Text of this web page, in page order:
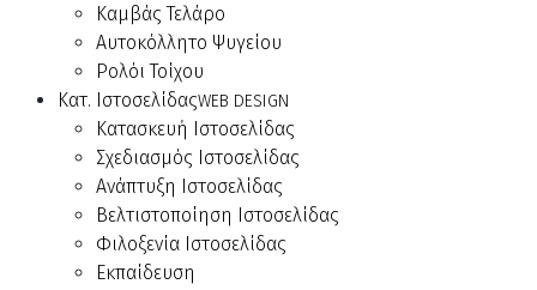
Καμβάς Τελάρο
Αυτοκόλλητο Ψυγείου
Ρολόι Τοίχου
Κατ. ΙστοσελίδαςWEB DESIGN
Κατασκευή Ιστοσελίδας
Σχεδιασμός Ιστοσελίδας
Ανάπτυξη Ιστοσελίδας
Βελτιστοποίηση Ιστοσελίδας
Φιλοξενία Ιστοσελίδας
Εκπαίδευση